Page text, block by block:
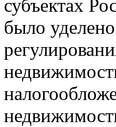
субъектах
было